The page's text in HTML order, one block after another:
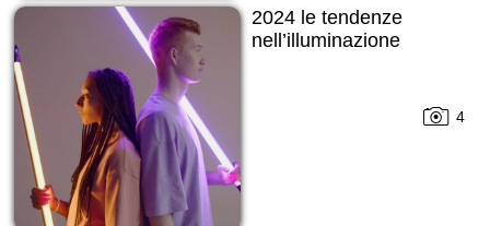
2024 le tendenze
nell’illuminazione
4